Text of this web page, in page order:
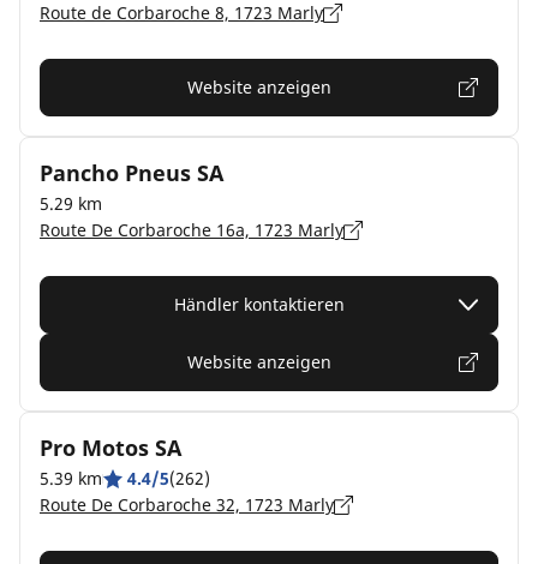
Route de Corbaroche 8, 1723 Marly
Website anzeigen
Pancho Pneus SA
5.29 km
Route De Corbaroche 16a, 1723 Marly
Händler kontaktieren
Website anzeigen
Pro Motos SA
5.39 km 4.4/5(262)
Route De Corbaroche 32, 1723 Marly